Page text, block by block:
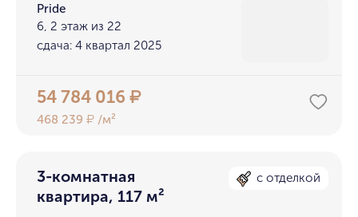
Pride
6, 2 этаж из 22
сдача: 4 квартал 2025
54 784 016₽
468 239₽ /м²
3-комнатная
квартира, 117 м²
с отделкой